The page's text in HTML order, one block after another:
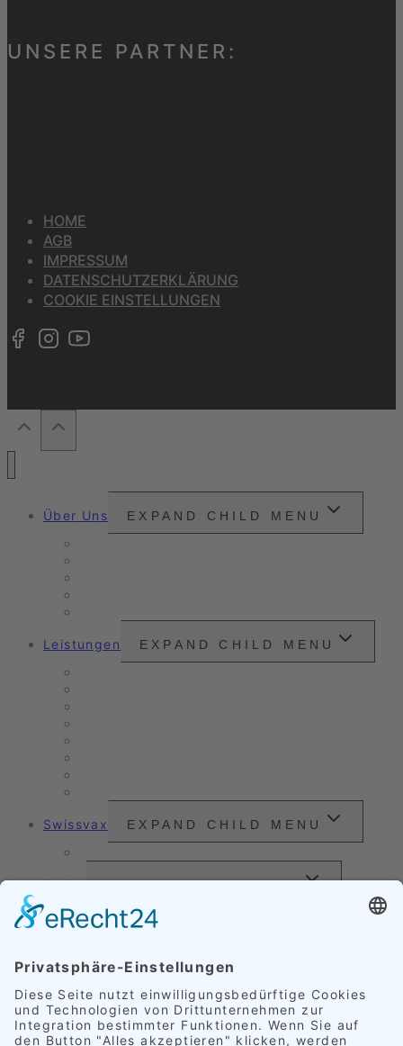
UNSERE PARTNER:
HOME
AGB
IMPRESSUM
DATENSCHUTZERKLÄRUNG
COOKIE EINSTELLUNGEN
Über Uns EXPAND CHILD MENU
Leistungen EXPAND CHILD MENU
Swissvax EXPAND CHILD MENU
Preise EXPAND CHILD MENU
Außenveredelung
Innenveredelung
FAQ
Referenzen EXPAND CHILD MENU
Polster
Schimmelpilz